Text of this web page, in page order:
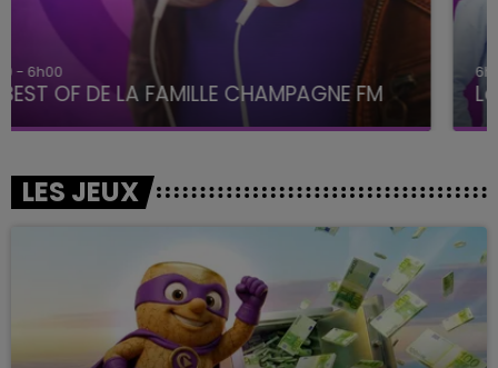
6h00 - 10h00
La Famille
LES JEUX